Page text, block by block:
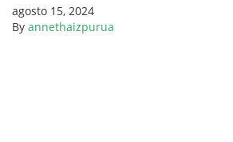
agosto 15, 2024
By annethaizpurua